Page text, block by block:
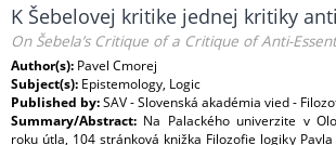
K Šebelovej kritike jednej kritiky
On Šebela’s Critique of a Critique of Anti-
Author(s): Pavel Cmorej
Subject(s): Epistemology, Logic
Published by:SAV - Slovenská akadémia vied -
Summary/Abstract: Na Palackého univerzite v
roku útla, 104 stránková knižka Filozofie logiky